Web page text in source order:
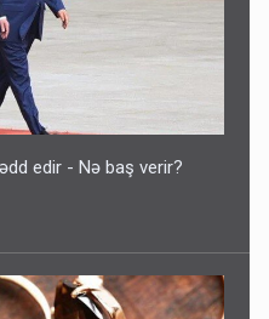
edir - Nə baş verir?